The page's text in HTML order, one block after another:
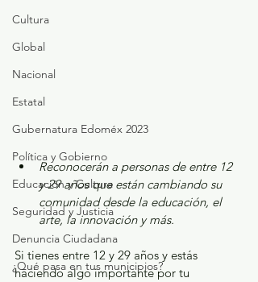
Cultura
Global
Nacional
Estatal
Gubernatura Edoméx 2023
Política y Gobierno
Educación y Cultura
Seguridad y Justicia
Denuncia Ciudadana
¿Qué pasa en tus municipios?
Reconocerán a personas de entre 12
y 29 años que están cambiando su
comunidad desde la educación, el
arte, la innovación y más.
Si tienes entre 12 y 29 años y estás
haciendo algo importante por tu